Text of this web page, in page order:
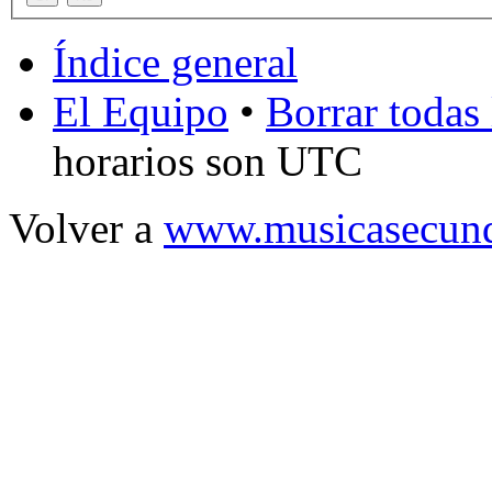
Índice general
El Equipo • Borrar
horarios son UTC
Volver a